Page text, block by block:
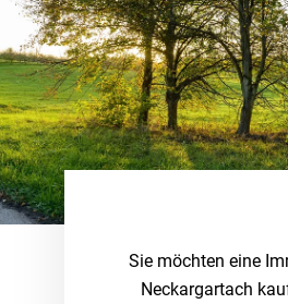
Sie möchten eine
Neckargartach